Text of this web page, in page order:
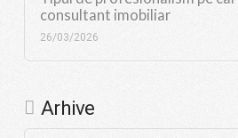
consultant imobiliar
26/03/2026
Arhive